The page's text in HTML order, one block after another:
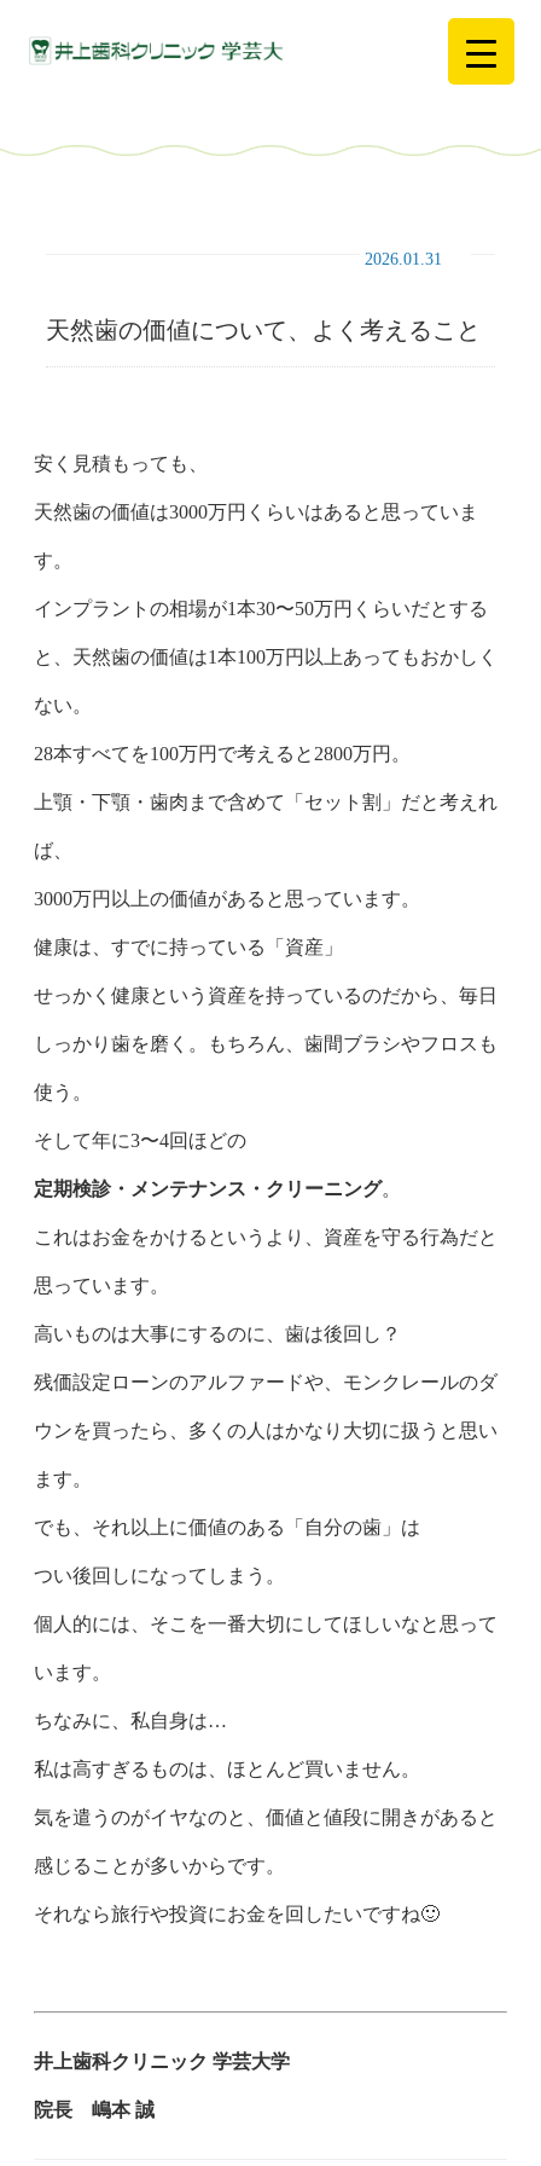
2026.01.31
天然歯の価値について、よく考えること
安く見積もっても、
天然歯の価値は3000万円くらいはあると思っていま
す。
インプラントの相場が1本30〜50万円くらいだとする
と、天然歯の価値は1本100万円以上あってもおかしく
ない。
28本すべてを100万円で考えると2800万円。
上顎・下顎・歯肉まで含めて「セット割」だと考えれ
ば、
3000万円以上の価値があると思っています。
健康は、すでに持っている「資産」
せっかく健康という資産を持っているのだから、毎日
しっかり歯を磨く。もちろん、歯間ブラシやフロスも
使う。
そして年に3〜4回ほどの
定期検診・メンテナンス・クリーニング。
これはお金をかけるというより、資産を守る行為だと
思っています。
高いものは大事にするのに、歯は後回し？
残価設定ローンのアルファードや、モンクレールのダ
ウンを買ったら、多くの人はかなり大切に扱うと思い
ます。
でも、それ以上に価値のある「自分の歯」は
つい後回しになってしまう。
個人的には、そこを一番大切にしてほしいなと思って
います。
ちなみに、私自身は…
私は高すぎるものは、ほとんど買いません。
気を遣うのがイヤなのと、価値と値段に開きがあると
感じることが多いからです。
それなら旅行や投資にお金を回したいですね🙂
井上歯科クリニック 学芸大学
院長 嶋本 誠